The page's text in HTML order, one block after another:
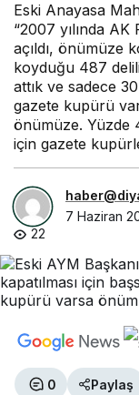
Eski Anayasa
“2007 yılında AK
açıldı, önümüze
koyduğu 487
attık ve sadece
gazete kupürü
önümüze. Yüzde
için gazete
7 Haziran
22
0 Paylaş